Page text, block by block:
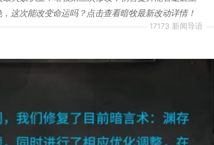
17173 新闻导语
这次能改变命运吗？点击查看暗牧最新改动详情！